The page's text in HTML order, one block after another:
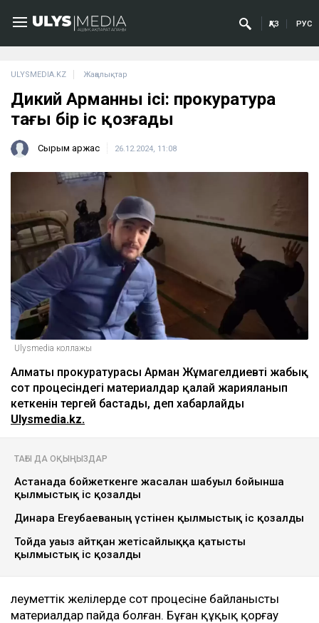
ҚАЗ РУС
ULYSMEDIA.KZ Жаңалықтар
Дикий Арманның ісі: прокуратура
тағы бір іс қозғады
Сырым Қаржас 26.12.2024, 11:08
Ulysmedia коллажы
Алматы прокуратурасы Арман Жұмагелдиевтің жабық
сот процесіндегі материалдар қалай жарияланып
кеткенін тергей бастады, деп хабарлайды
Ulysmedia.kz.
ТАҒЫ ДА ОҚЫҢЫЗДАР
Астанада бойжеткенге жасалған шабуыл бойынша
қылмыстық іс қозғалды
Динара Егеубаеваның үстінен қылмыстық іс қозғалды
Тойда уағыз айтқан жетісайлыққа қатысты
қылмыстық іс қозғалды
Әлеуметтік желілерде сот процесіне байланысты
материалдар пайда болған. Бұған құқық қорғау